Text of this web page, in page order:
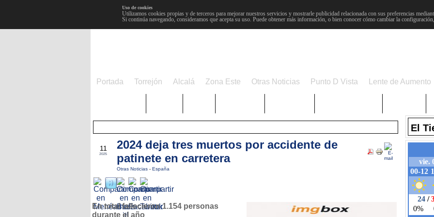
Uso de cookies
Utilizamos cookies propias y de terceros para mejorar nuestros servicios y mostrarle publicidad relacionada con sus preferencias
Si continúa navegando, consideramos que acepta su uso. Puede obtener más información, o bien conocer cómo cambiar la
Portada Torrejón Alcalá Zona Este Otras Noticias Punto D Vista Lente de Aumento
11
2025
2024 deja tres muertos por accidente de
patinete en carretera
Otras Noticias - España
En total fallecieron 1.154 personas
durante el año
El